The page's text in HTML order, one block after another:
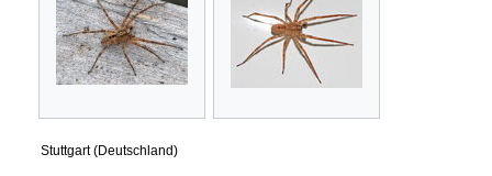
Stuttgart (Deutschland)